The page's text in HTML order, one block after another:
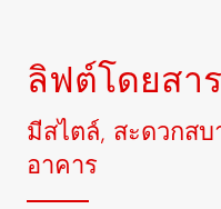
ลิฟต์โดยสา
มีสไตล์, สะดวกสบ
อาคาร